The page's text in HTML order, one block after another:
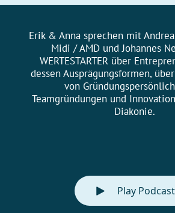
Erik & Anna sprechen mit
Midi / AMD und Johannes
WERTESTARTER über
dessen Ausprägungsformen,
von
Teamgründungen und
Diakonie.